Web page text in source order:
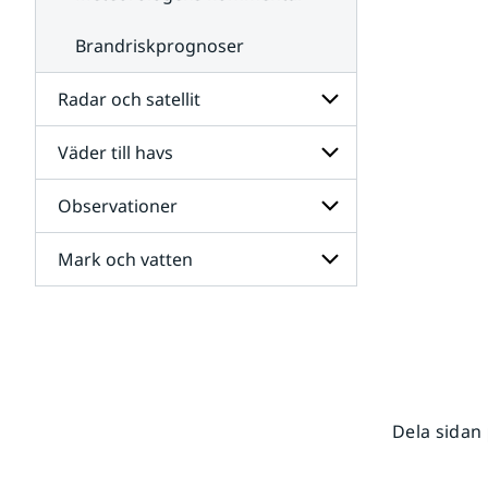
Brandriskprognoser
Radar och satellit
Undersidor
för
Radar
och
satellit
Väder till havs
Undersidor
för
Väder
till
havs
Observationer
Undersidor
för
Mark och vatten
Dela sidan